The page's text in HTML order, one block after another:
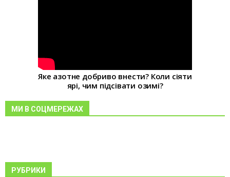
Яке азотне добриво внести? Коли сіяти
ярі, чим підсівати озимі?
МИ В СОЦМЕРЕЖАХ
РУБРИКИ